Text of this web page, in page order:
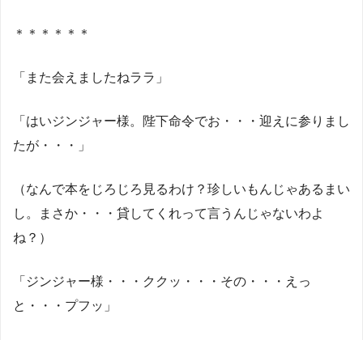
＊＊＊＊＊＊
「また会えましたねララ」
「はいジンジャー様。陛下命令でお・・・迎えに参りまし
たが・・・」
（なんで本をじろじろ見るわけ？珍しいもんじゃあるまい
し。まさか・・・貸してくれって言うんじゃないわよ
ね？）
「ジンジャー様・・・ククッ・・・その・・・えっ
と・・・プフッ」